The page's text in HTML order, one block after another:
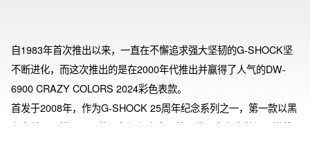
自1983年首次推出以来，一直在不懈追求强大坚韧的G-SHOCK坚
不断进化，而这次推出的是在2000年代推出并赢得了人气的DW-
6900 CRAZY COLORS 2024彩色表款。
首发于2008年，作为G-SHOCK 25周年纪念系列之一，第一款以黑
色为基调，搭配醒目的石灰绿色表盘；第二款以白色为基调，搭载